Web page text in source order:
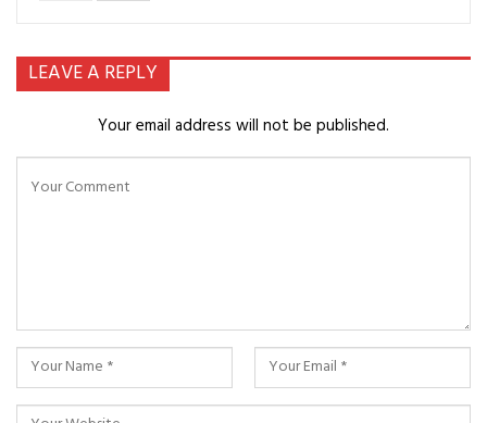
LEAVE A REPLY
Your email address will not be published.